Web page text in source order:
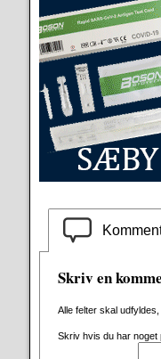
Skriv en
Alle felter skal
Skriv hvis du har noget